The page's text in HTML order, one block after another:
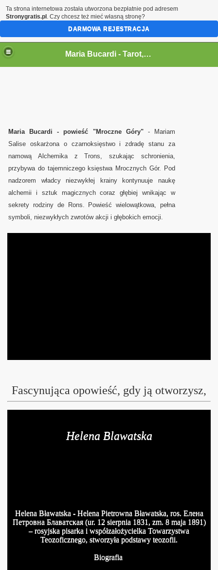
Maria Bucardi,magia,tarot,jasnowidz,rytualy,czary,terapeutka
Maria Bucardi - Tarot,wrozka,wrozba,wrozenie,magia milosna,jasnowidz,rytualy magiczne,karty,talizmany,amulety,wampiry en
Maria Bucardi - powieść "Mroczne Góry" - Mariam
Salise oskarżona o czarnoksięstwo i zdradę stanu za
namową Alchemika z Trons, szukając schronienia,
przybywa do tajemniczego księstwa Mrocznych Gór. Pod
nadzorem władcy niezwykłej krainy kontynuuje naukę
alchemii i sztuk magicznych coraz głębiej wnikając w
sekrety rodziny de Rons. Powieść wielowątkowa, pełna
symboli, niezwykłych zwrotów akcji i głębokich emocji.
Fascynująca opowieść, gdy ją otworzysz,
Helena Blawatska
Helena Bławatska - Helena Pietrowna Bławatska, ros. Елена
Петровна Блаватская(ur. 12 sierpnia 1831, zm. 8 maja 1891)
– rosyjska pisarka i współzałożycielka Towarzystwa
Teozoficznego, stworzyła podstawy teozofii.
Biografia
Ta strona internetowa została utworzona bezpłatnie pod adresem
Stronygratis.pl . Czy chcesz też mieć własną stronę?
DARMOWA REJESTRACJA